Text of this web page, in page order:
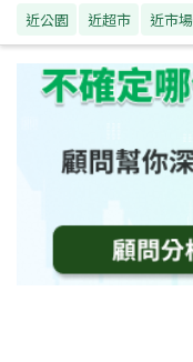
近公園 近超市 近市場